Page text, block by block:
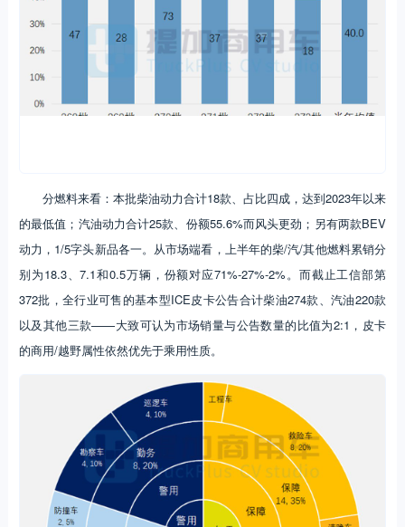
分燃料来看：本批柴油动力合计18款、占比四成，达到2023年以来
的最低值；汽油动力合计25款、份额55.6%而风头更劲；另有两款BEV
动力，1/5字头新品各一。从市场端看，上半年的柴/汽/其他燃料累销分
别为18.3、7.1和0.5万辆，份额对应71%-27%-2%。而截止工信部第
372批，全行业可售的基本型ICE皮卡公告合计柴油274款、汽油220款
以及其他三款——大致可认为市场销量与公告数量的比值为2:1，皮卡
的商用/越野属性依然优先于乘用性质。